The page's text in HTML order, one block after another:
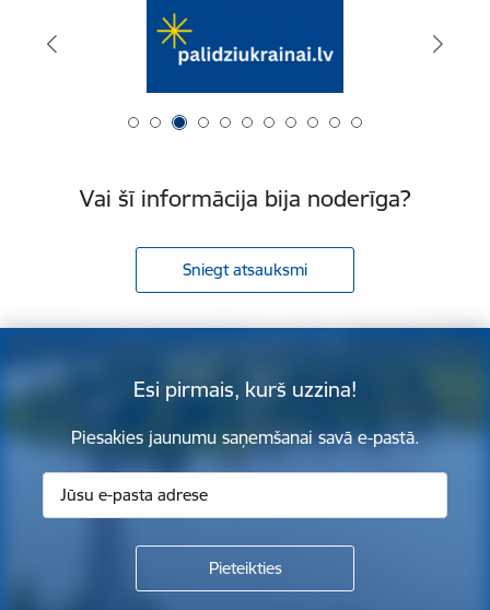
Vai šī informācija bija noderīga?
Sniegt atsauksmi
Esi pirmais, kurš uzzina!
Piesakies jaunumu saņemšanai savā e-pastā.